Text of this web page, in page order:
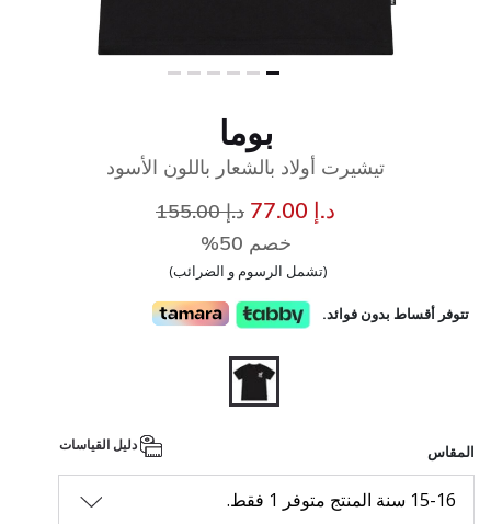
بوما
تيشيرت أولاد بالشعار باللون الأسود
د.إ 77.00 سعر مخفض مند.إ 155.00
خصم 50%
(تشمل الرسوم و الضرائب)
تتوفر أقساط بدون فوائد.
المقاس
15-16 سنة المنتج متوفر 1 فقط.